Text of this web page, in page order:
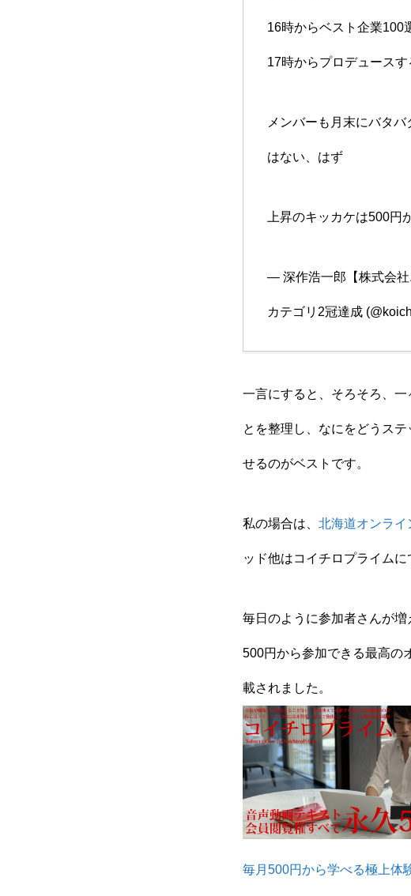
無料で登録したい企業様はこちら
メディア取材受付口はこちら
北海道最強のビジネス課題解決コミュニティ【
16時からベスト企業100
17時からプロデュース
メンバーも月末にバタ
はない、はず
上昇のキッカケは500円
— 深作浩一郎【株式会社
カテゴリ2冠達成
一言にすると、そろそろ、
とを整理し、なにをどうス
せるのがベストです。
私の場合は、 北海道オンライ
ッド他はコイチロプライムに
毎日のように参加者さんが増
500円から参加できる最高の
載されました。
毎月500円から学べる極上体